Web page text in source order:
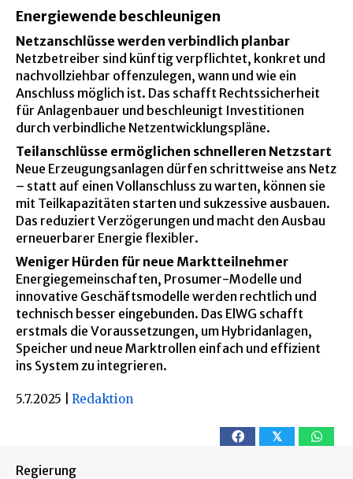
Energiewende beschleunigen
Netzanschlüsse werden verbindlich planbar
Netzbetreiber sind künftig verpflichtet, konkret und
nachvollziehbar offenzulegen, wann und wie ein
Anschluss möglich ist. Das schafft Rechtssicherheit
für Anlagenbauer und beschleunigt Investitionen
durch verbindliche Netzentwicklungspläne.
Teilanschlüsse ermöglichen schnelleren Netzstart
Neue Erzeugungsanlagen dürfen schrittweise ans Netz
– statt auf einen Vollanschluss zu warten, können sie
mit Teilkapazitäten starten und sukzessive ausbauen.
Das reduziert Verzögerungen und macht den Ausbau
erneuerbarer Energie flexibler.
Weniger Hürden für neue Marktteilnehmer
Energiegemeinschaften, Prosumer-Modelle und
innovative Geschäftsmodelle werden rechtlich und
technisch besser eingebunden. Das ElWG schafft
erstmals die Voraussetzungen, um Hybridanlagen,
Speicher und neue Marktrollen einfach und effizient
ins System zu integrieren.
5.7.2025 Redaktion
𝕏
Regierung